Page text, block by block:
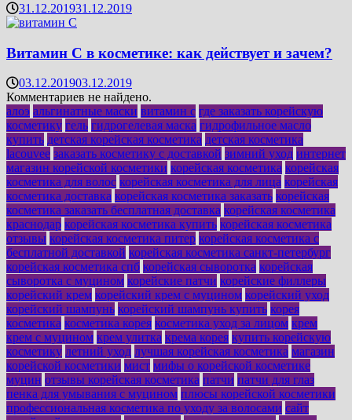
31.12.201931.12.2019
Витамин C в косметике: как действует и зачем?
03.12.201903.12.2019
Комментариев не найдено.
алоэ альгинатные маски витамин с где заказать корейскую
косметику гель гидрогелевая маска гидрофильное масло
купить детская корейская косметика детская косметика
lacouvee заказать косметику с доставкой зимний уход интернет
магазин корейской косметики корейская косметика корейская
косметика для волос корейская косметика для лица корейская
косметика доставка корейская косметика заказать корейская
косметика заказать бесплатная доставка корейская косметика
краснодар корейская косметика купить корейская косметика
отзывы корейская косметика питер корейская косметика с
бесплатной доставкой корейская косметика санкт-петербург
корейская косметика спб корейская сыворотка корейская
сыворотка с муцином корейские патчи корейские филлеры
корейский крем корейский крем с муцином корейский уход
корейский шампунь корейский шампунь купить корея
косметика косметика корея косметика уход за лицом крем
крем с муцином крем улитка крема корея купить корейскую
косметику летний уход лучшая корейская косметика магазин
корейской косметики мист мифы о корейской косметике
муцин отзывы корейская косметика патчи патчи для глаз
пенка для умывания с муцином плюсы корейской косметики
профессиональная косметика по уходу за волосами сайт